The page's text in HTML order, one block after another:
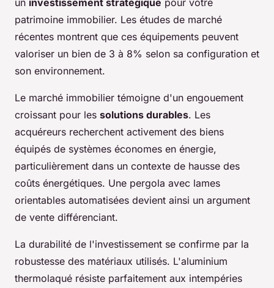
patrimoine immobilier. Les études de marché
récentes montrent que ces équipements peuvent
valoriser un bien de 3 à 8% selon sa configuration et
son environnement.
Le marché immobilier témoigne d'un engouement
croissant pour les solutions durables. Les
acquéreurs recherchent activement des biens
équipés de systèmes économes en énergie,
particulièrement dans un contexte de hausse des
coûts énergétiques. Une pergola avec lames
orientables automatisées devient ainsi un argument
de vente différenciant.
La durabilité de l'investissement se confirme par la
robustesse des matériaux utilisés. L'aluminium
thermolaqué résiste parfaitement aux intempéries